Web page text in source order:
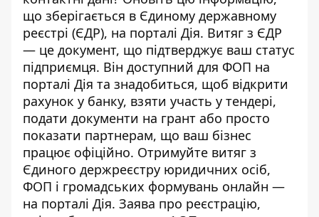
що зберігається в Єдиному державному
реєстрі (ЄДР), на порталі Дія. Витяг з ЄДР
— це документ, що підтверджує ваш статус
підприємця. Він доступний для ФОП на
порталі Дія та знадобиться, щоб відкрити
рахунок у банку, взяти участь у тендері,
подати документи на грант або просто
показати партнерам, що ваш бізнес
працює офіційно. Отримуйте витяг з
Єдиного держреєстру юридичних осіб,
ФОП і громадських формувань онлайн —
на порталі Дія. Заява про реєстрацію,